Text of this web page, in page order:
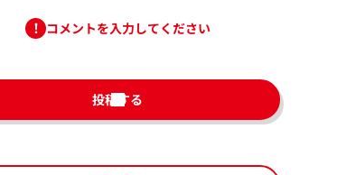
コメントを入力してください
投稿する